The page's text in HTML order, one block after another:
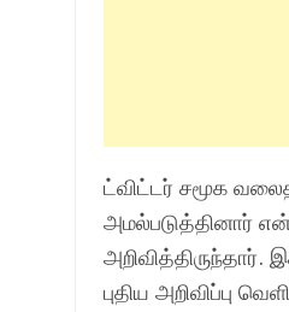
ட்விட்டர் சமூக
அமல்படுத்தினார்
புதிய அறிவிப்பு